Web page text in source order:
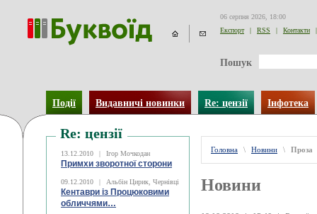
06 серпня 2026, 18:00
Експорт
| RSS | Контакти |
Пошук
Події Видавничі новинки Re: цензії Інфотека
Re: цензії
13.12.2010 | Ігор Мочкодан
Примхи зворотної сторони
09.12.2010 | Альбін Цирик, Чернівці
Кентаври із Процюковими
обличчями…
Головна \ Новини \ Проза
Новини